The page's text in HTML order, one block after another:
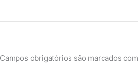
Campos obrigatórios são marcados com